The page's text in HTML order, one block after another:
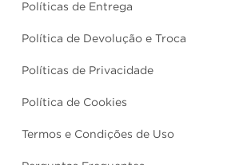
Políticas de Entrega
Política de Devolução e Troca
Políticas de Privacidade
Política de Cookies
Termos e Condições de Uso